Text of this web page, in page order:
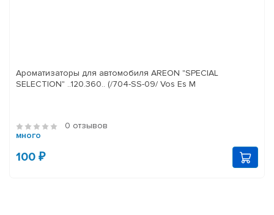
Ароматизаторы для автомобиля AREON "SPECIAL
SELECTION" ..120.360.. (/704-SS-09/ Vos Es M
0 отзывов
много
100 ₽